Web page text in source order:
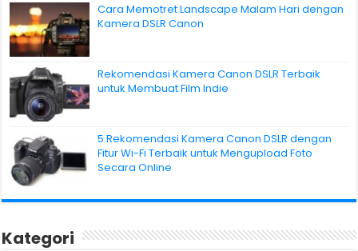
Cara Memotret Landscape Malam Hari dengan
Kamera DSLR Canon
Rekomendasi Kamera Canon DSLR Terbaik
untuk Membuat Film Indie
5 Rekomendasi Kamera Canon DSLR dengan
Fitur Wi-Fi Terbaik untuk Mengupload Foto
Secara Online
Kategori